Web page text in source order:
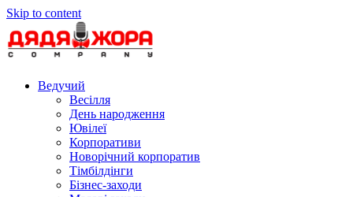
Skip to content
Ведучий
Весілля
День народження
Ювілеї
Корпоративи
Новорічний корпоратив
Тімбілдінги
Бізнес-заходи